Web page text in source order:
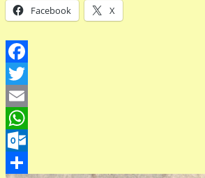
Facebook X
Facebook
Twitter
Email
WhatsApp
Outlook.com